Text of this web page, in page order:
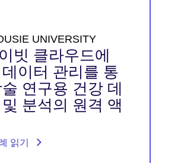
UNIVERSITY
빗 클라우드에
이터 관리를 통
연구용 건강 데
분석의 원격 액
읽기